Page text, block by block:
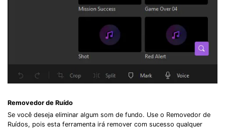
Removedor de Ruído
Se você deseja eliminar algum som de fundo. Use o Removedor de
Ruídos, pois esta ferramenta irá remover com sucesso qualquer